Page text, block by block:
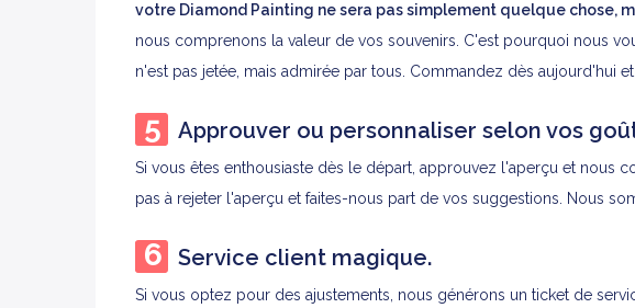
votre Diamond Painting ne sera pas simplement quelque chose,
nous comprenons la valeur de vos souvenirs. C'est pourquoi nous
n'est pas jetée, mais admirée par tous. Commandez dès aujourd'hui
Approuver ou personnaliser selon vos
Si vous êtes enthousiaste dès le départ, approuvez l'aperçu et nous
pas à rejeter l'aperçu et faites-nous part de vos suggestions. Nous
Service client magique.
Si vous optez pour des ajustements, nous générons un ticket de